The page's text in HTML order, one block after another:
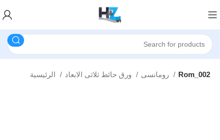
رومانسى Rom_002